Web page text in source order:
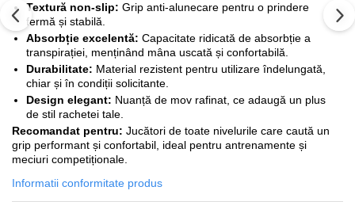
Textură non-slip: Grip anti-alunecare pentru o prindere
fermă și stabilă.
Absorbție excelentă: Capacitate ridicată de absorbție a
transpirației, menținând mâna uscată și confortabilă.
Durabilitate: Material rezistent pentru utilizare îndelungată,
chiar și în condiții solicitante.
Design elegant: Nuanță de mov rafinat, ce adaugă un plus
de stil rachetei tale.
Recomandat pentru: Jucători de toate nivelurile care caută un
grip performant și confortabil, ideal pentru antrenamente și
meciuri competiționale.
Informatii conformitate produs